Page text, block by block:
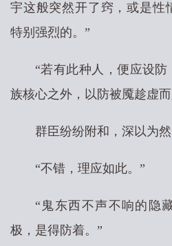
宇这般突然开了窍，或是性
特别强烈的。”
“若有此种人，便应设
族核心之外，以防被魇趁虚
群臣纷纷附和，深以为然
“不错，理应如此。”
“鬼东西不声不响的隐
极，是得防着。”